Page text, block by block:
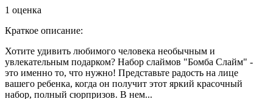
1 оценка
Краткое описание:
Хотите удивить любимого человека необычным и
увлекательным подарком? Набор слаймов "Бомба Слайм" -
это именно то, что нужно! Представьте радость на лице
вашего ребенка, когда он получит этот яркий красочный
набор, полный сюрпризов. В нем...